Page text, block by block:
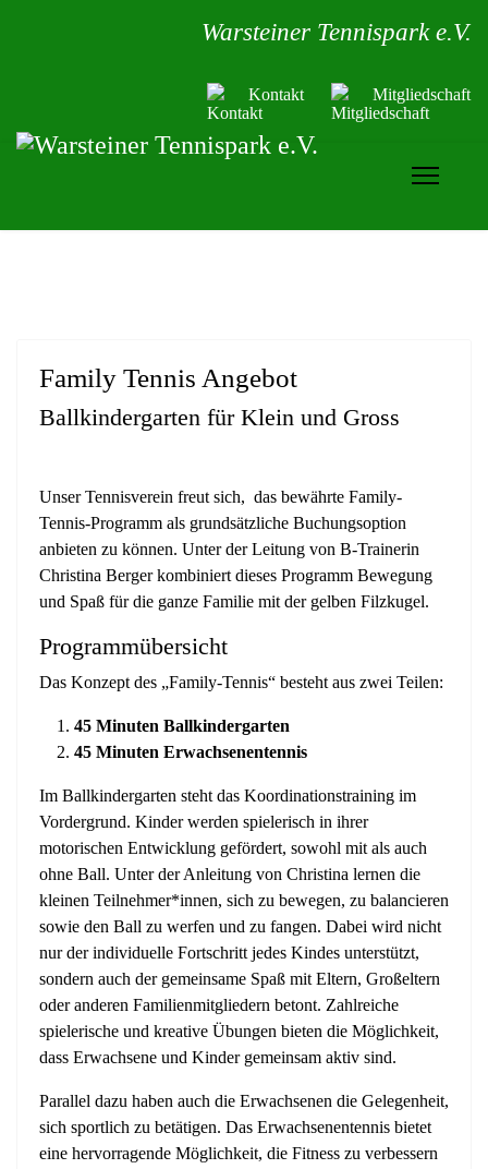
Warsteiner Tennispark e.V.
Kontakt Mitgliedschaft
Family Tennis Angebot
Ballkindergarten für Klein und Gross
Unser Tennisverein freut sich, das bewährte Family-
Tennis-Programm als grundsätzliche Buchungsoption
anbieten zu können. Unter der Leitung von B-Trainerin
Christina Berger kombiniert dieses Programm Bewegung
und Spaß für die ganze Familie mit der gelben Filzkugel.
Programmübersicht
Das Konzept des „Family-Tennis“ besteht aus zwei Teilen:
45 Minuten Ballkindergarten
45 Minuten Erwachsenentennis
Im Ballkindergarten steht das Koordinationstraining im
Vordergrund. Kinder werden spielerisch in ihrer
motorischen Entwicklung gefördert, sowohl mit als auch
ohne Ball. Unter der Anleitung von Christina lernen die
kleinen Teilnehmer*innen, sich zu bewegen, zu balancieren
sowie den Ball zu werfen und zu fangen. Dabei wird nicht
nur der individuelle Fortschritt jedes Kindes unterstützt,
sondern auch der gemeinsame Spaß mit Eltern, Großeltern
oder anderen Familienmitgliedern betont. Zahlreiche
spielerische und kreative Übungen bieten die Möglichkeit,
dass Erwachsene und Kinder gemeinsam aktiv sind.
Parallel dazu haben auch die Erwachsenen die Gelegenheit,
sich sportlich zu betätigen. Das Erwachsenentennis bietet
eine hervorragende Möglichkeit, die Fitness zu verbessern